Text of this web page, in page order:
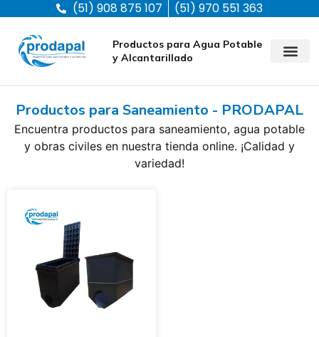
(51) 908 875 107 (51) 970 551 363
Productos para Agua Potable
y Alcantarillado
Productos para Saneamiento - PRODAPAL
Encuentra productos para saneamiento, agua potable
y obras civiles en nuestra tienda online. ¡Calidad y
variedad!